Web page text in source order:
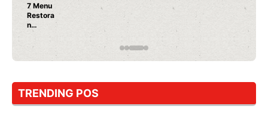
7 Menu
Restora
n
Jepang
Dicoba,
Cuma
Sushi!
TRENDING POS